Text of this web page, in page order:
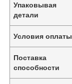
Упаковывая
детали
Условия оплаты
Поставка
способности